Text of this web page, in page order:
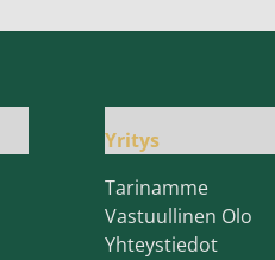
Yritys
Tarinamme
Vastuullinen Olo
Yhteystiedot